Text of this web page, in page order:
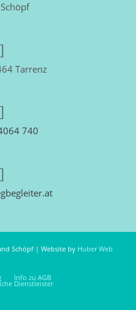
Tarrenz
740
Schöpf | Website by Huber Web
Info zu AGB
Dienstleister